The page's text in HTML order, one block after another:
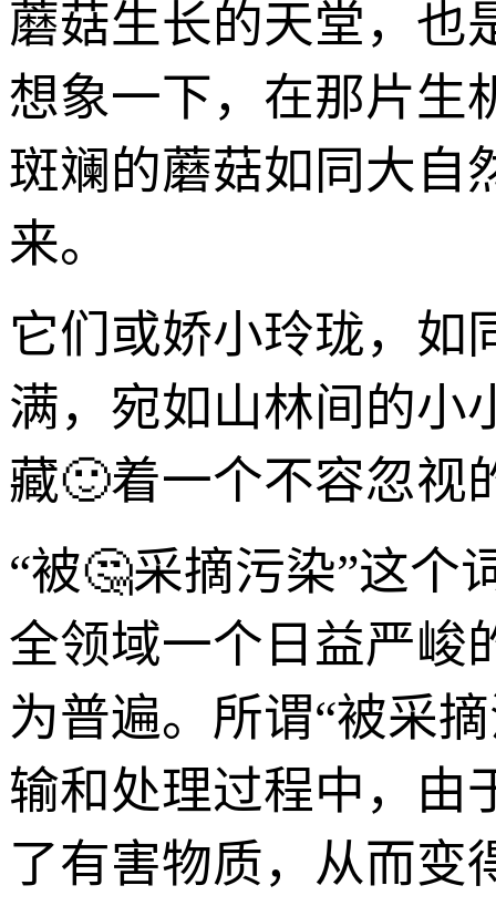
蘑菇生长的天堂，也
想象一下，在那片生
斑斓的蘑菇如同大自
来。
它们或娇小玲珑，如
满，宛如山林间的小
藏🙂着一个不容忽
“被🤔采摘污染”这个
全领域一个日益严峻
为普遍。所谓“被采
输和处理过程中，由
了有害物质，从而变